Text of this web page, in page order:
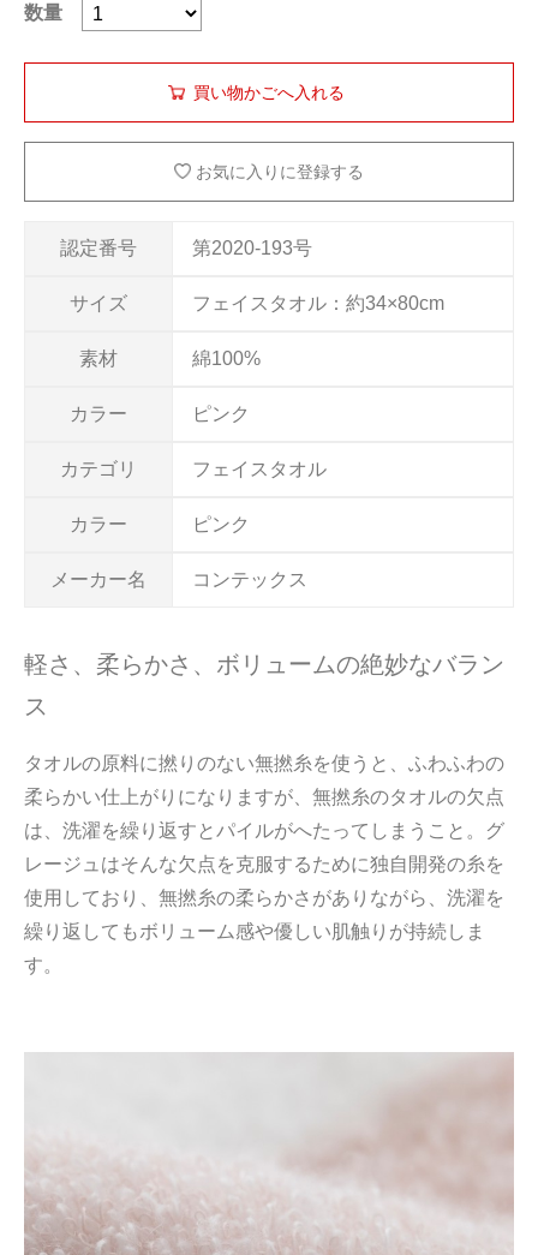
認定番号 第2020-193号
サイズ フェイスタオル：約34×80cm
素材 綿100%
カラー ピンク
カテゴリ フェイスタオル
カラー ピンク
メーカー名 コンテックス
数量
お気に入りに登録する
軽さ、柔らかさ、ボリュームの絶妙なバラン
ス
タオルの原料に撚りのない無撚糸を使うと、ふわふわの
柔らかい仕上がりになりますが、無撚糸のタオルの欠点
は、洗濯を繰り返すとパイルがへたってしまうこと。グ
レージュはそんな欠点を克服するために独自開発の糸を
使用しており、無撚糸の柔らかさがありながら、洗濯を
繰り返してもボリューム感や優しい肌触りが持続しま
す。